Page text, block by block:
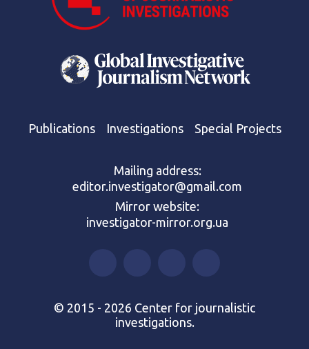
Publications Investigations Special Projects
Mailing address:
editor.investigator@gmail.com
Mirror website:
investigator-mirror.org.ua
© 2015 - 2026 Center for journalistic
investigations.